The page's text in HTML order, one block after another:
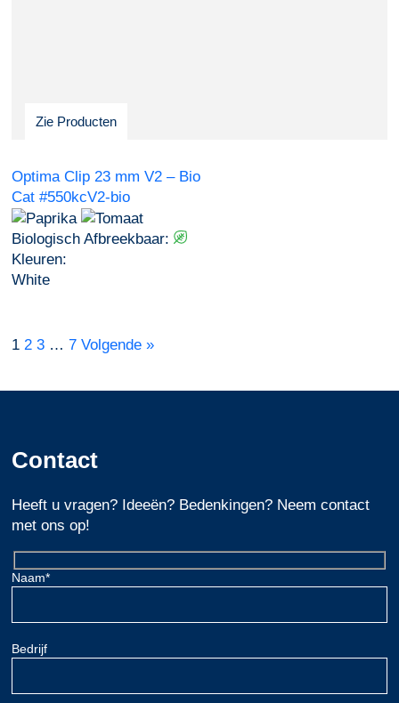
Zie Producten
Optima Clip 23 mm V2 – Bio
Cat #550kcV2-bio
Biologisch Afbreekbaar:
Kleuren:
White
1 2 3 … 7 Volgende »
Contact
Heeft u vragen? Ideeën? Bedenkingen? Neem contact
met ons op!
Naam*
Bedrijf